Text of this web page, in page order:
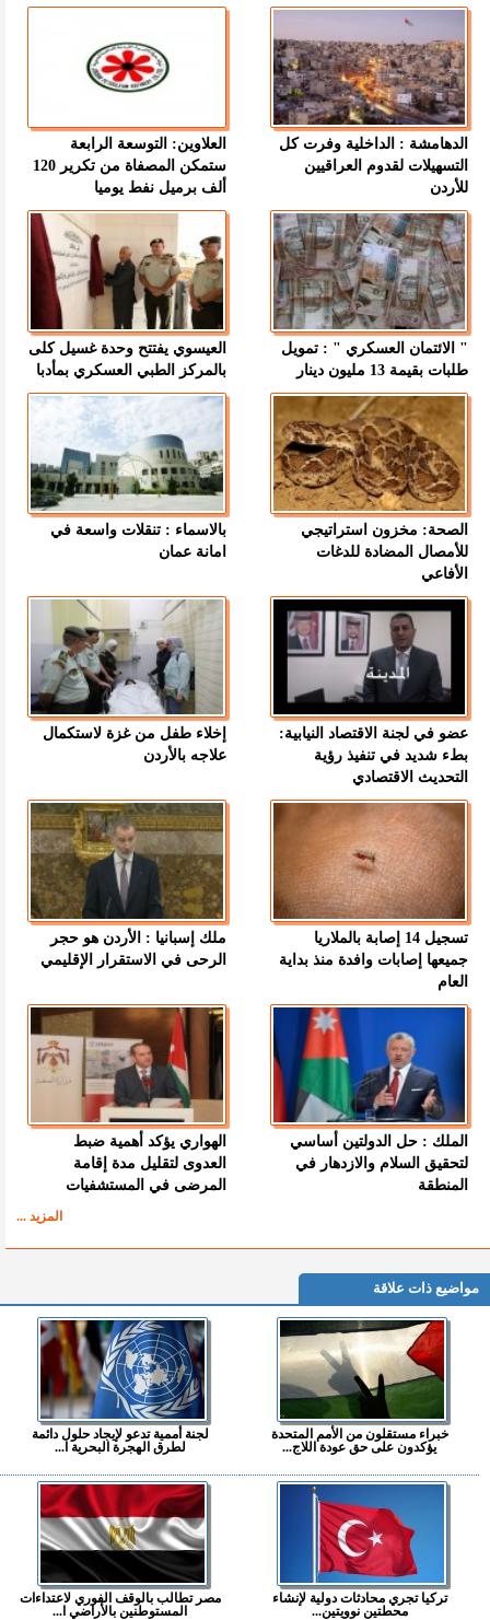
الدهامشة : الداخلية وفرت كل
التسهيلات لقدوم العراقيين
للأردن
العلاوين: التوسعة الرابعة
ستمكن المصفاة من تكرير 120
ألف برميل نفط يوميا
" الائتمان العسكري " : تمويل
طلبات بقيمة 13 مليون دينار
العيسوي يفتتح وحدة غسيل كلى
بالمركز الطبي العسكري بمأدبا
الصحة: مخزون استراتيجي
للأمصال المضادة للدغات
الأفاعي
بالاسماء : تنقلات واسعة في
امانة عمان
عضو في لجنة الاقتصاد النيابية:
بطء شديد في تنفيذ رؤية
التحديث الاقتصادي
إخلاء طفل من غزة لاستكمال
علاجه بالأردن
تسجيل 14 إصابة بالملاريا
جميعها إصابات وافدة منذ بداية
العام
ملك إسبانيا : الأردن هو حجر
الرحى في الاستقرار الإقليمي
الملك : حل الدولتين أساسي
لتحقيق السلام والازدهار في
المنطقة
الهواري يؤكد أهمية ضبط
العدوى لتقليل مدة إقامة
المرضى في المستشفيات
المزيد ...
مواضيع ذات علاقة
خبراء مستقلون من الأمم المتحدة
يؤكدون على حق عودة اللاج...
لجنة أممية تدعو لإيجاد حلول دائمة
لطرق الهجرة البحرية ا...
تركيا تجري محادثات دولية لإنشاء
محطتين نوويتين...
مصر تطالب بالوقف الفوري لاعتداءات
المستوطنين بالأراضي ا...